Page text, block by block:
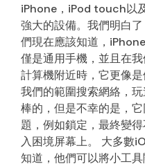
iPhone，iPod touch以
強大的設備。我們明白
們現在應該知道，
僅是通用手機，並且在
計算機附近時，它更像
我們的範圍搜索網絡，
棒的，但是不幸的是，
題，例如鎖定，最終變
入困境屏幕上。 大多數
知道，他們可以將小工